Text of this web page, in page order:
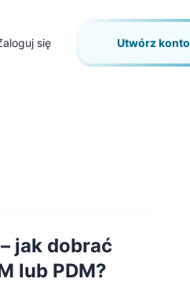
się Utwórz konto
jak dobrać
lub PDM?